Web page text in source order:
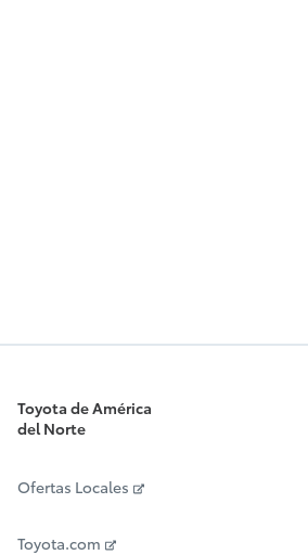
Toyota de América
del Norte
Ofertas Locales
Toyota.com